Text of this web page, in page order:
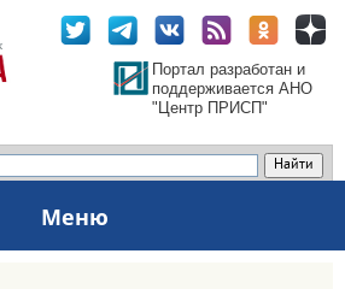
Портал разработан и
поддерживается АНО
"Центр ПРИСП"
Меню